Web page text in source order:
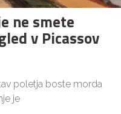
ne smete
v Picassov
poletja boste morda
je